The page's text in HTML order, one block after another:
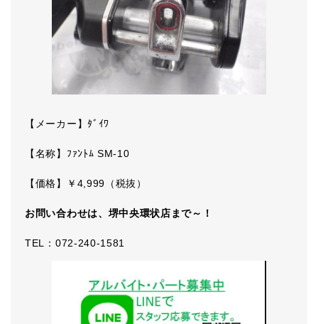
【メーカー】ﾀﾞｲﾜ
【名称】ﾌｧﾝﾄﾑ SM-10
【価格】￥4,999（税抜）
お問い合わせは、堺中央環状店まで～！
TEL：072-240-1581